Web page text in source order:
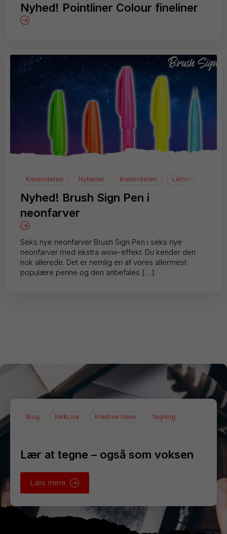
Nyhed! Pointliner Colour fineliner
Kreativiteten Nyheder Kreativiteten Lettering
Nyhed! Brush Sign Pen i
neonfarver
Seks nye neonfarver Brush Sign Pen i seks nye
neonfarver med ekstra wow-effekt. Du kender den
nok allerede. Det er nemlig en af vores allermest
populære penne og den anbefales […]
Blog Ink&Lise Kreative ideer Tegning
Lær at tegne – også som voksen
Læs mere